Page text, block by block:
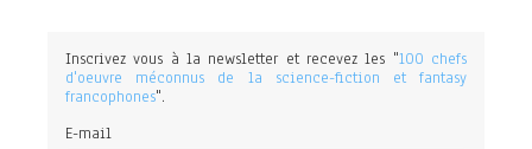
Inscrivez vous à la newsletter et recevez les "100 chefs
d'oeuvre méconnus de la science-fiction et fantasy
francophones".
E-mail